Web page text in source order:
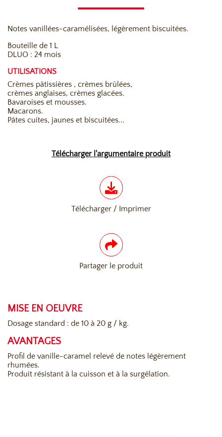
Notes vanillées-caramélisées, légèrement biscuitées.
Bouteille de 1 L
DLUO : 24 mois
UTILISATIONS
Crèmes pâtissières , crèmes brûlées,
crèmes anglaises, crèmes glacées.
Bavaroises et mousses.
Macarons.
Pâtes cuites, jaunes et biscuitées...
Télécharger l'argumentaire produit
Télécharger / Imprimer
Partager le produit
MISE EN OEUVRE
Dosage standard : de 10 à 20 g / kg.
AVANTAGES
Profil de vanille-caramel relevé de notes légèrement
rhumées.
Produit résistant à la cuisson et à la surgélation.